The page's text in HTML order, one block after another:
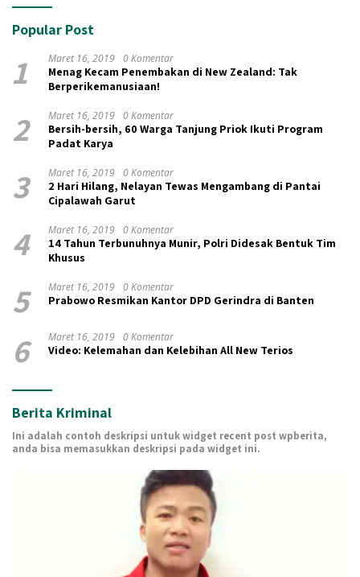
Popular Post
1 Maret 16, 2019 0 Komentar
Menag Kecam Penembakan di New Zealand: Tak
Berperikemanusiaan!
2 Maret 16, 2019 0 Komentar
Bersih-bersih, 60 Warga Tanjung Priok Ikuti Program
Padat Karya
3 Maret 16, 2019 0 Komentar
2 Hari Hilang, Nelayan Tewas Mengambang di Pantai
Cipalawah Garut
4 Maret 16, 2019 0 Komentar
14 Tahun Terbunuhnya Munir, Polri Didesak Bentuk Tim
Khusus
5 Maret 16, 2019 0 Komentar
Prabowo Resmikan Kantor DPD Gerindra di Banten
6 Maret 16, 2019 0 Komentar
Video: Kelemahan dan Kelebihan All New Terios
Berita Kriminal
Ini adalah contoh deskripsi untuk widget recent post wpberita,
anda bisa memasukkan deskripsi pada widget ini.